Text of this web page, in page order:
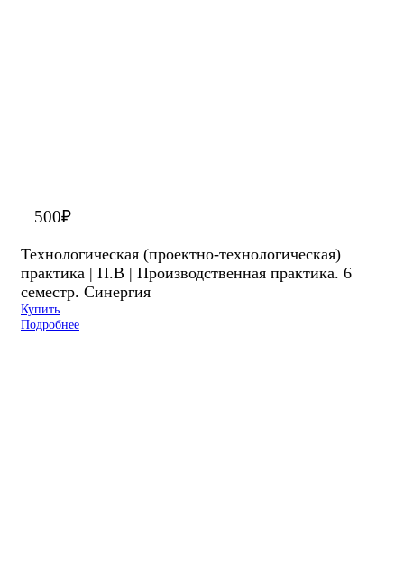
500₽
Технологическая (проектно-технологическая)
практика | П.В | Производственная практика. 6
семестр. Синергия
Купить
Подробнее